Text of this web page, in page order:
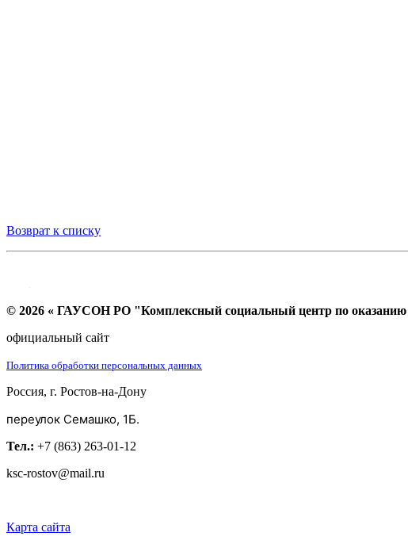
Возврат к списку
© 2026 « ГАУСОН РО "Комплексный социальный центр по оказанию
официальный сайт
Политика обработки персональных данных
Россия, г. Ростов-на-Дону
переулок Семашко, 1Б.
Тел.: +7 (863) 263-01-12
ksc-rostov@mail.ru
Карта сайта